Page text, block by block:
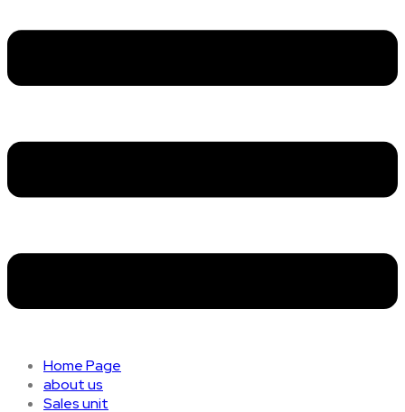
Home Page
about us
Sales unit